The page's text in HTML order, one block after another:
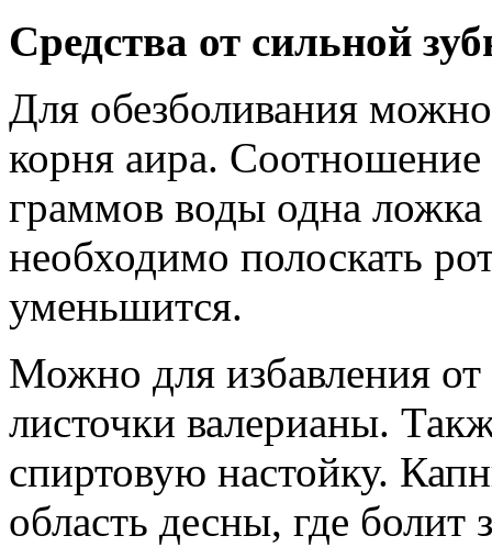
Средства от сильной
Для обезболивания
корня аира.
граммов воды одна
необходимо полоскать
уменьшится.
Можно для избавления от
листочки валерианы.
спиртовую настойку.
область десны, где болит